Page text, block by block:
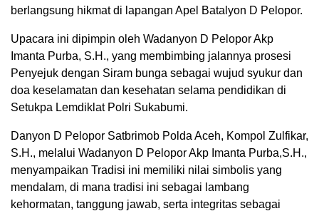
berlangsung hikmat di lapangan Apel Batalyon D Pelopor.
Upacara ini dipimpin oleh Wadanyon D Pelopor Akp
Imanta Purba, S.H., yang membimbing jalannya prosesi
Penyejuk dengan Siram bunga sebagai wujud syukur dan
doa keselamatan dan kesehatan selama pendidikan di
Setukpa Lemdiklat Polri Sukabumi.
Danyon D Pelopor Satbrimob Polda Aceh, Kompol Zulfikar,
S.H., melalui Wadanyon D Pelopor Akp Imanta Purba,S.H.,
menyampaikan Tradisi ini memiliki nilai simbolis yang
mendalam, di mana tradisi ini sebagai lambang
kehormatan, tanggung jawab, serta integritas sebagai